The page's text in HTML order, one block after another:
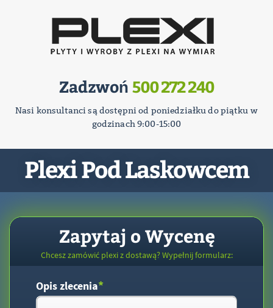
Zadzwoń 500 272 240
Nasi konsultanci są dostępni od poniedziałku do piątku w
godzinach 9:00-15:00
Plexi Pod Laskowcem
Zapytaj o Wycenę
Chcesz zamówić plexi z dostawą? Wypełnij formularz:
Opis zlecenia*